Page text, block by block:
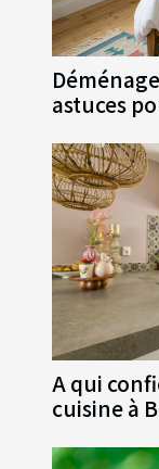
astuces
A qui
cuisine à